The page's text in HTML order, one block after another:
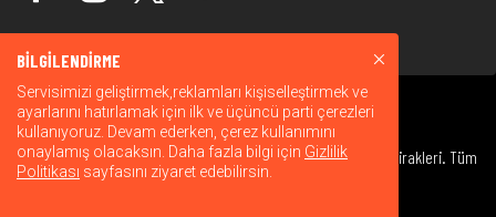
© 2026 Warner Bros. Discovery, Inc. veya bağlı kuruluşları ve iştirakleri. Tüm
hakları saklıdır.
BİLGİLENDİRME
Servisimizi geliştirmek,reklamları kişiselleştirmek ve
ayarlarını hatırlamak için ilk ve üçüncü parti çerezleri
kullanıyoruz. Devam ederken, çerez kullanımını
onaylamış olacaksın. Daha fazla bilgi için Gizlilik
Politikası sayfasını ziyaret edebilirsin.